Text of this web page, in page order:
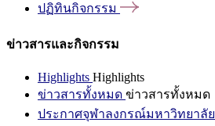
ปฏิทินกิจกรรม
ข่าวสารและกิจกรรม
Highlights Highlights
ข่าวสารทั้งหมด ข่าวสารทั้งหมด
ประกาศจุฬาลงกรณ์มหาวิทยาลัย